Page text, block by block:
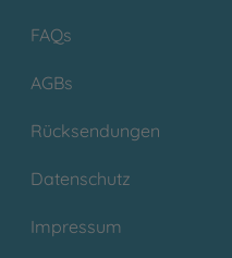
FAQs
AGBs
Rücksendungen
Datenschutz
Impressum